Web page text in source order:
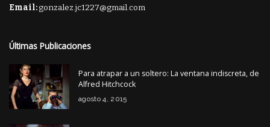
Email:gonzalez.jc1227@gmail.com
Últimas Publicaciones
Para atrapar a un soltero: La ventana indiscreta, de
Alfred Hitchcock
agosto 4, 2015